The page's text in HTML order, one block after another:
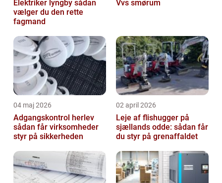
Elektriker lyngby sådan
vælger du den rette
fagmand
Vvs smørum
04 maj 2026
Adgangskontrol herlev
sådan får virksomheder
styr på sikkerheden
02 april 2026
Leje af flishugger på
sjællands odde: sådan får
du styr på grenaffaldet